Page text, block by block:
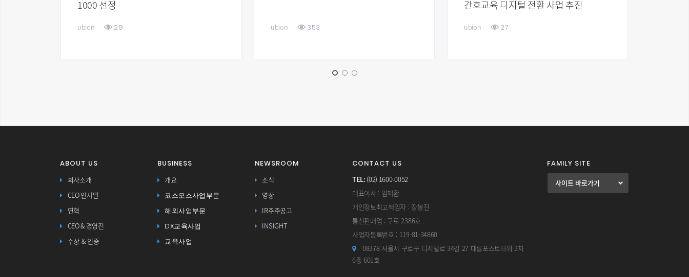
1000 선정
ubion 29 ubion 353
간호교육 디지털 전환 사업 추진
ubion 27
ABOUT US
회사소개
CEO 인사말
연혁
CEO & 경영진
수상 & 인증
BUSINESS
개요
코스모스사업부문
해외사업부문
DX교육사업
교육사업
NEWSROOM
소식
영상
IR주주공고
INSIGHT
CONTACT US
TEL: (02) 1600-0052
대표이사 : 임재환
개인정보최고책임자 : 장봉진
통신판매업 : 구로 2386호
사업자등록번호 : 119-81-34860
08378 서울시 구로구 디지털로 34길 27 대륭포스트타워 3차
6층 601호
FAMILY SITE